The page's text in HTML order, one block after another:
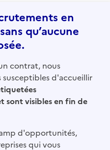
en
qu’aucune
contrat, nous
d'accueillir
sont visibles en fin de
d'opportunités,
qui vous